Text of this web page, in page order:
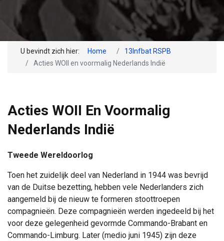
U bevindt zich hier: Home
13Infbat RSPB
Acties WOII en voormalig Nederlands Indië
Acties WOII En Voormalig
Nederlands Indië
Tweede Wereldoorlog
Toen het zuidelijk deel van Nederland in 1944 was bevrijd
van de Duitse bezetting, hebben vele Nederlanders zich
aangemeld bij de nieuw te formeren stoottroepen
compagnieën. Deze compagnieën werden ingedeeld bij het
voor deze gelegenheid gevormde Commando-Brabant en
Commando-Limburg. Later (medio juni 1945) zijn deze